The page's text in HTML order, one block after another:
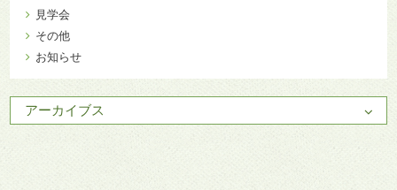
見学会
その他
お知らせ
アーカイブス